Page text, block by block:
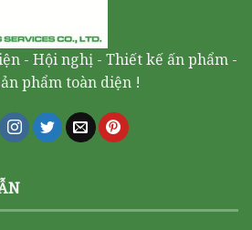
- Hội nghị - Thiết kế ấn phẩm -
phẩm toàn diện !